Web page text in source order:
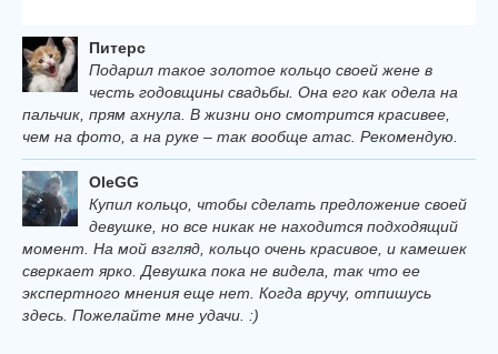
Питерс
Подарил такое золотое кольцо своей жене в
честь годовщины свадьбы. Она его как одела на
пальчик, прям ахнула. В жизни оно смотрится красивее,
чем на фото, а на руке – так вообще атас. Рекомендую.
OleGG
Купил кольцо, чтобы сделать предложение своей
девушке, но все никак не находится подходящий
момент. На мой взгляд, кольцо очень красивое, и камешек
сверкает ярко. Девушка пока не видела, так что ее
экспертного мнения еще нет. Когда вручу, отпишусь
здесь. Пожелайте мне удачи. :)